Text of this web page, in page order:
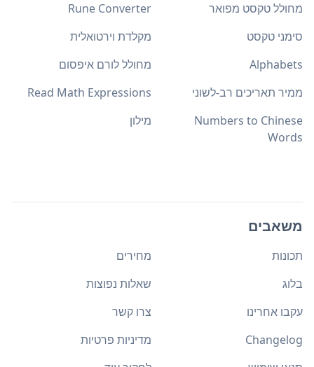
מחולל טקסט מפואר
Rune Converter
סימני טקסט
מקלדת וירטואלית
Alphabets
מחולל לורם איפסום
ממיר תאריכים רב-לשוני
Read Math Expressions
Numbers to Chinese
Words
מילון
משאבים
תכונות
מחירים
בלוג
שאלות נפוצות
עקבו אחרינו
צרו קשר
Changelog
מדיניות פרטיות